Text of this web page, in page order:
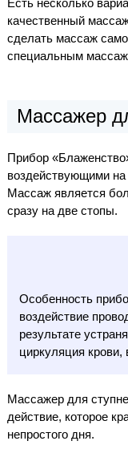
качественный
сделать массаж
специальным
Массажер
Прибор
воздействующими на
Массаж является
сразу на две стопы.
Особенность
воздействие
результате
циркуляция крови,
Массажер для
действие, которое
непростого дня.